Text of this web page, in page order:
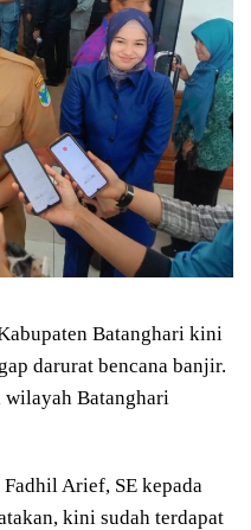
Batanghari kini
darurat bencana banjir.
Batanghari
Arief, SE kepada
kini sudah terdapat